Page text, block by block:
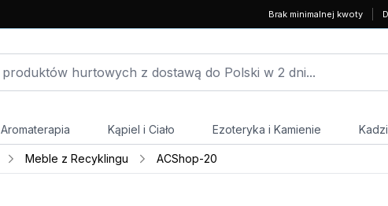
Brak minimalnej kwoty
Aromaterapia Kąpiel i Ciało Ezoteryka i Kamienie
Meble z Recyklingu ACShop-20